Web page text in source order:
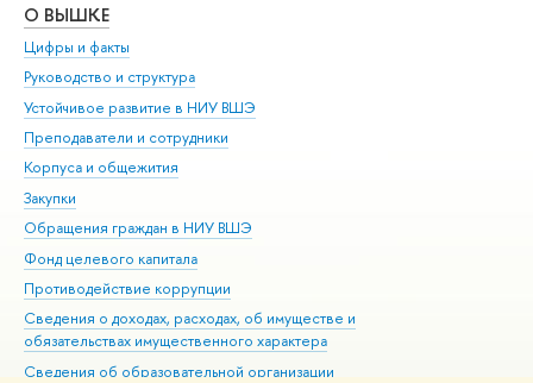
О ВЫШКЕ
Цифры и факты
Руководство и структура
Устойчивое развитие в НИУ ВШЭ
Преподаватели и сотрудники
Корпуса и общежития
Закупки
Обращения граждан в НИУ ВШЭ
Фонд целевого капитала
Противодействие коррупции
Сведения о доходах, расходах, об имуществе и
обязательствах имущественного характера
Сведения об образовательной организации